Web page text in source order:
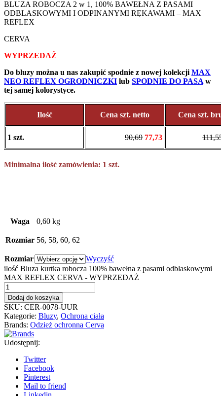
BLUZA ROBOCZA 2 w 1, 100% BAWEŁNA Z PASAMI
ODBLASKOWYMI I ODPINANYMI RĘKAWAMI – MAX
REFLEX
CERVA
WYPRZEDAŻ
Do bluzy można u nas zakupić spodnie z nowej kolekcji MAX
NEO REFLEX OGRODNICZKI lub SPODNIE DO PASA w
tej samej kolorystyce.
Ilość Cena szt. netto Cena szt.
1 szt. 90,69 77,73
Minimalna ilość zamówienia: 1 szt.
Waga 0,60 kg
Rozmiar 56, 58, 60, 62
Rozmiar
Wyczyść
ilość Bluza kurtka robocza 100% bawełna z pasami odblaskowymi
MAX REFLEX CERVA - WYPRZEDAŻ
Dodaj do koszyka
SKU: CER-0078-UUR
Kategorie: Bluzy, Ochrona ciała
Brands: Odzież ochronna Cerva
Udostępnij:
Twitter
Facebook
Pinterest
Mail to friend